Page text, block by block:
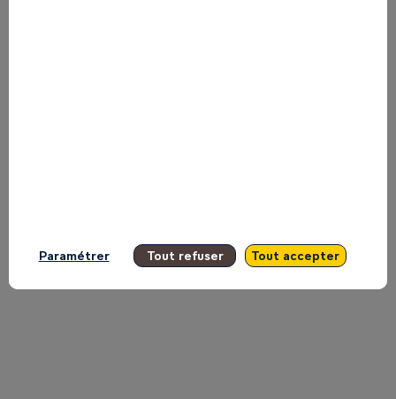
2026
|
Paramétrer Tout refuser Tout accepter